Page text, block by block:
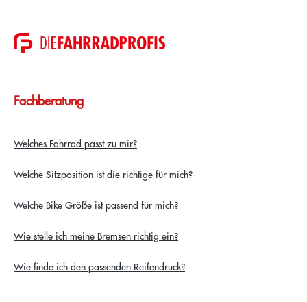
Fachberatung
Welches Fahrrad passt zu mir?
Welche Sitzposition ist die richtige für mich?
Welche Bike Größe ist passend für mich?
Wie stelle ich meine Bremsen richtig ein?
Wie finde ich den passenden Reifendruck?